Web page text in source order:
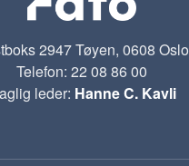
2947 Tøyen, 0608 Oslo
Telefon: 22 08 86 00
leder: Hanne C. Kavli